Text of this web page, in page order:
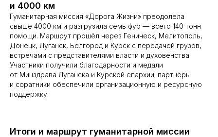
и 4000 км
Гуманитарная миссия «Дорога Жизни» преодолела
свыше 4000 км и разгрузила семь фур — всего 140 тонн
помощи. Маршрут прошёл через Геническ, Мелитополь,
Донецк, Луганск, Белгород и Курск с передачей грузов,
встречами с представителями власти и духовенства.
Участники получили благодарности и медали
от Минздрава Луганска и Курской епархии; партнёры
и соратники обеспечили организационную и ресурсную
поддержку.
Итоги и маршрут гуманитарной миссии